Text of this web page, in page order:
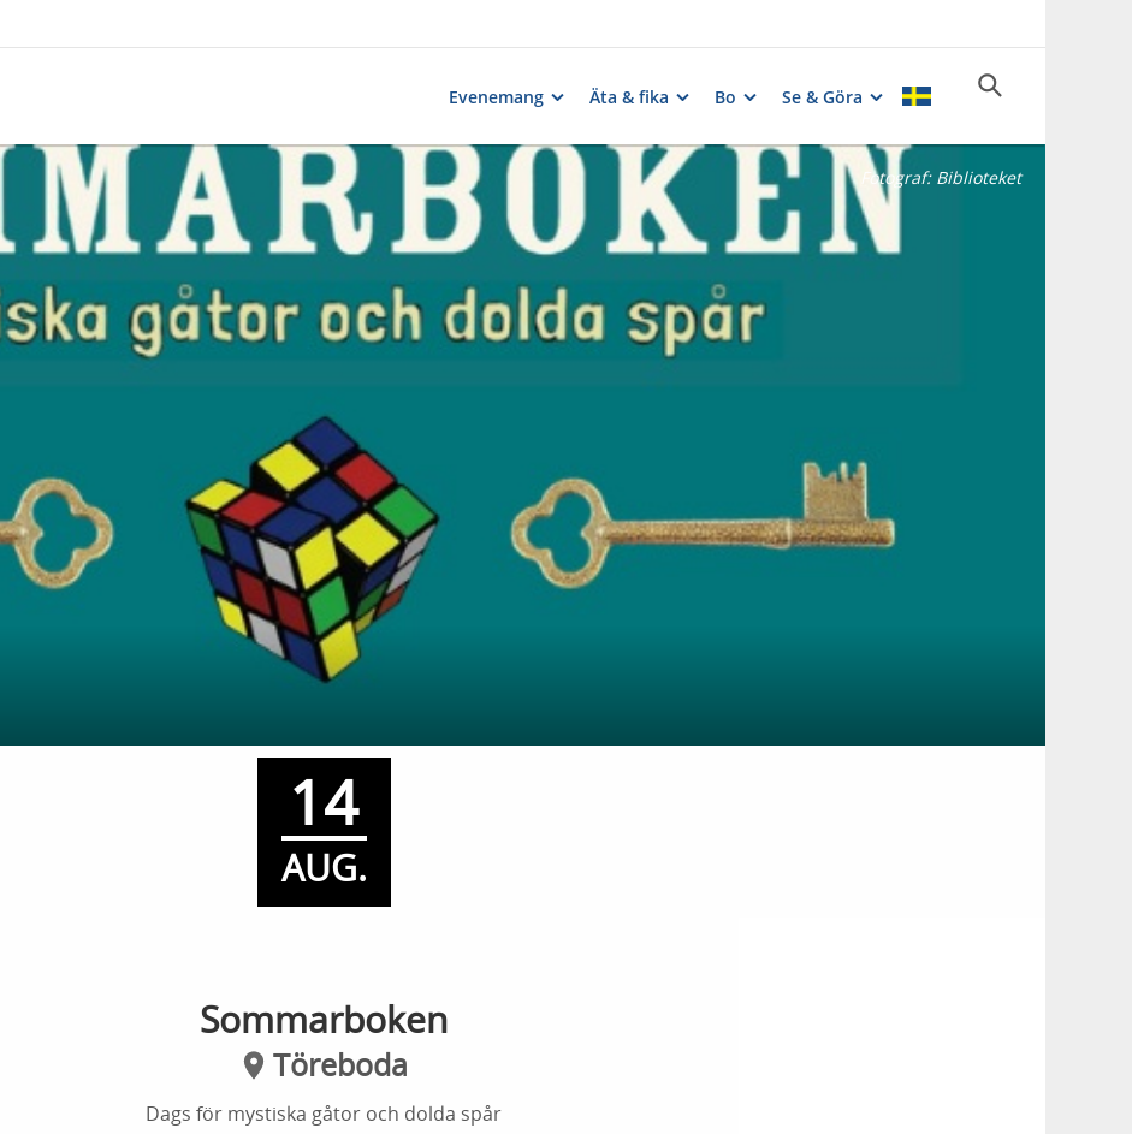
Evenemang Äta & fika Bo Se & Göra
Fotograf: Biblioteket
14
AUG.
Sommarboken
Töreboda
Dags för mystiska gåtor och dolda spår